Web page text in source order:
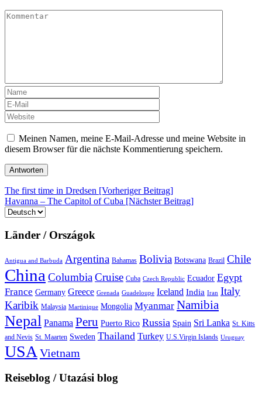
Meinen Namen, meine E-Mail-Adresse und meine Website in
diesem Browser für die nächste Kommentierung speichern.
Beitrags-
Navigation
The first time in Dredsen [Vorheriger Beitrag]
Havanna – The Capitol of Cuba [Nächster Beitrag]
Sprache
Länder / Országok
Antigua and Barbuda Argentina Bahamas Bolivia Botswana Brazil Chile
China ColumbiaCruise Cuba Czech Republic Ecuador Egypt
France Germany Greece Grenada Guadeloupe Iceland India Iran Italy
Karibik Malaysia Martinique Mongolia Myanmar Namibia
Nepal Panama Peru Puerto Rico Russia Spain Sri Lanka St. Kitts
and Nevis St. Maarten Sweden Thailand Turkey U.S.Virgin Islands Uruguay
USA Vietnam
Reiseblog / Utazási blog